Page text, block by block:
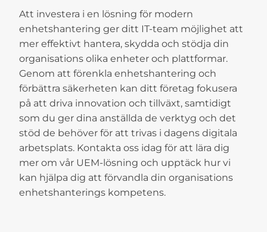
Att investera i en lösning för modern
enhetshantering ger ditt IT-team möjlighet att
mer effektivt hantera, skydda och stödja din
organisations olika enheter och plattformar.
Genom att förenkla enhetshantering och
förbättra säkerheten kan ditt företag fokusera
på att driva innovation och tillväxt, samtidigt
som du ger dina anställda de verktyg och det
stöd de behöver för att trivas i dagens digitala
arbetsplats. Kontakta oss idag för att lära dig
mer om vår UEM-lösning och upptäck hur vi
kan hjälpa dig att förvandla din organisations
enhetshanterings kompetens.